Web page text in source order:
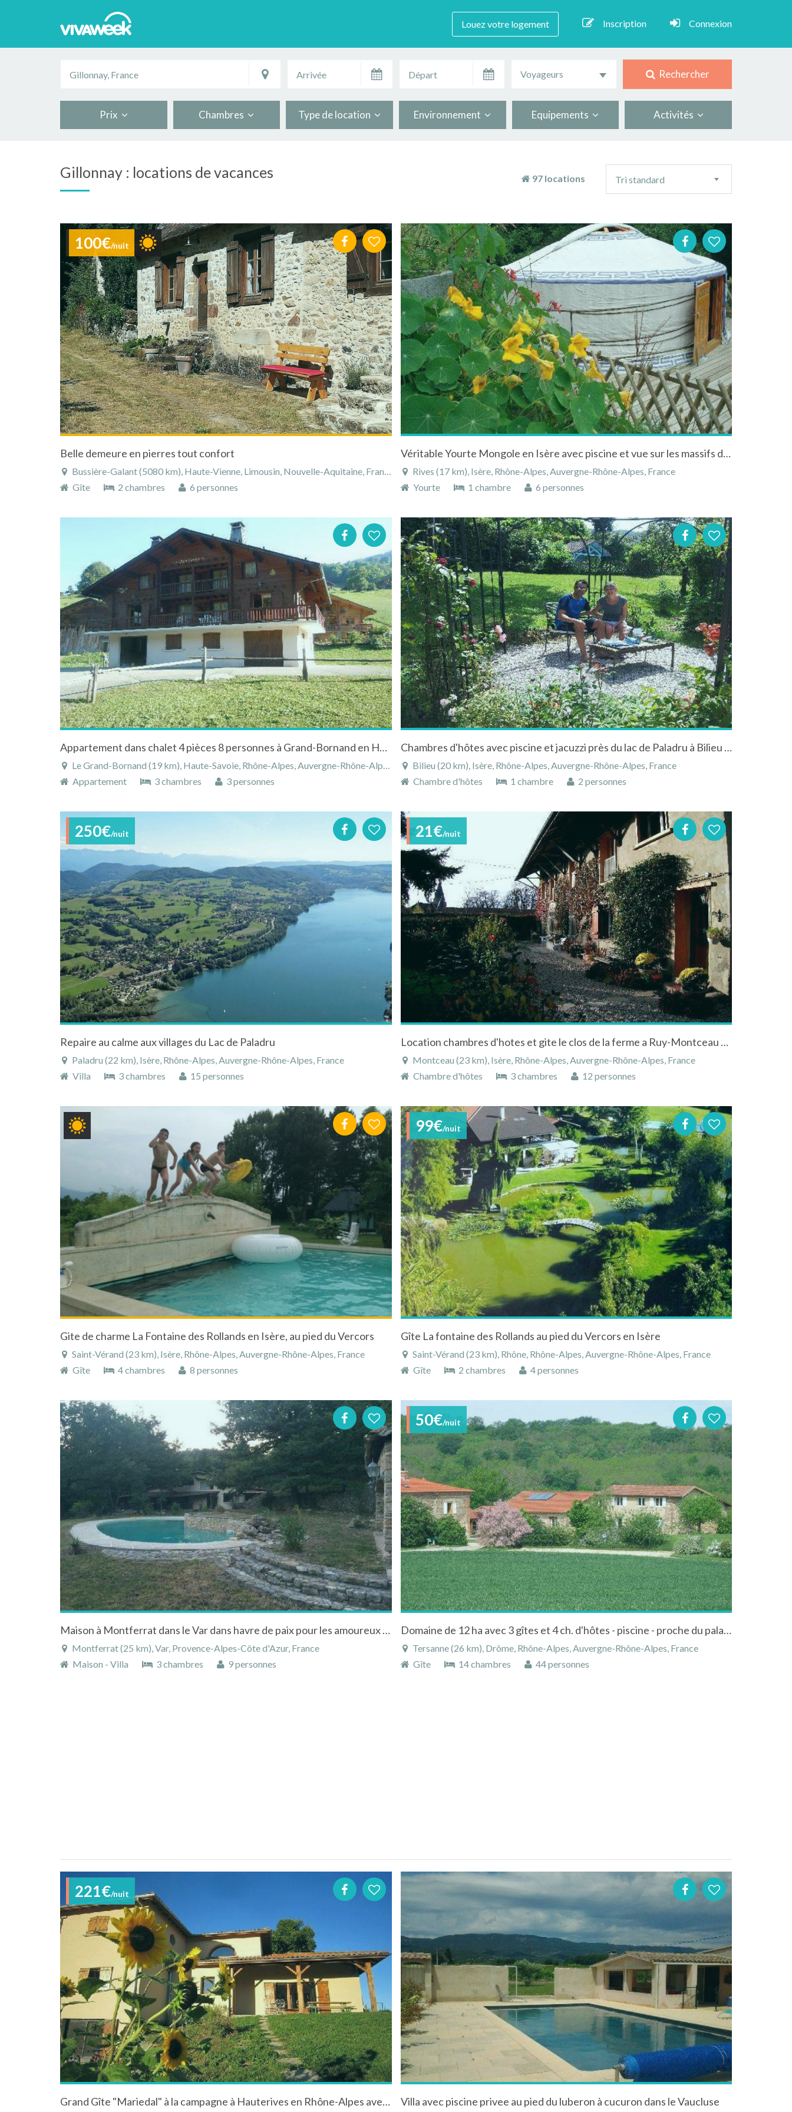
Louez votre logement Inscription Connexion
Voyageurs Rechercher
Prix Chambres Type de location Environnement Equipements Activités
Gillonnay : locations de vacances 97 locations
tri
Tri standard
100€/nuit
Belle demeure en pierres tout confort
Bussière-Galant (5080 km), Haute-Vienne, Limousin, Nouvelle-Aquitaine, France
Gîte
2 chambres 6 personnes
Véritable Yourte Mongole en Isère avec piscine et vue sur les massifs de la Chartreuse et du Vercors
Rives (17 km), Isère, Rhône-Alpes, Auvergne-Rhône-Alpes, France
Yourte
1 chambre 6 personnes
Appartement dans chalet 4 pièces 8 personnes à Grand-Bornand en Haute-Savoie
Le Grand-Bornand (19 km), Haute-Savoie, Rhône-Alpes, Auvergne-Rhône-Alpes, France
Appartement
3 chambres 3 personnes
Chambres d'hôtes avec piscine et jacuzzi près du lac de Paladru à Bilieu en Isère en Rhône-Alpes
Bilieu (20 km), Isère, Rhône-Alpes, Auvergne-Rhône-Alpes, France
Chambre d'hôtes
1 chambre 2 personnes
250€/nuit
Repaire au calme aux villages du Lac de Paladru
Paladru (22 km), Isère, Rhône-Alpes, Auvergne-Rhône-Alpes, France
Villa
3 chambres 15 personnes
21€/nuit
Location chambres d'hotes et gite le clos de la ferme a Ruy-Montceau en Isère
Montceau (23 km), Isère, Rhône-Alpes, Auvergne-Rhône-Alpes, France
Chambre d'hôtes
3 chambres 12 personnes
Gite de charme La Fontaine des Rollands en Isère, au pied du Vercors
Saint-Vérand (23 km), Isère, Rhône-Alpes, Auvergne-Rhône-Alpes, France
Gîte
4 chambres 8 personnes
99€/nuit
Gîte La fontaine des Rollands au pied du Vercors en Isère
Saint-Vérand (23 km), Rhône, Rhône-Alpes, Auvergne-Rhône-Alpes, France
Gîte
2 chambres 4 personnes
Maison à Montferrat dans le Var dans havre de paix pour les amoureux de la nature
Montferrat (25 km), Var, Provence-Alpes-Côte d'Azur, France
Maison - Villa
3 chambres 9 personnes
50€/nuit
Domaine de 12 ha avec 3 gîtes et 4 ch. d'hôtes - piscine - proche du palais idéal du Facteur Cheval
Tersanne (26 km), Drôme, Rhône-Alpes, Auvergne-Rhône-Alpes, France
Gîte
14 chambres 44 personnes
221€/nuit
Grand Gîte "Mariedal" à la campagne à Hauterives en Rhône-Alpes avec piscine et vue sur le Vercors Villa avec piscine privee au pied du luberon à cucuron dans le Vaucluse